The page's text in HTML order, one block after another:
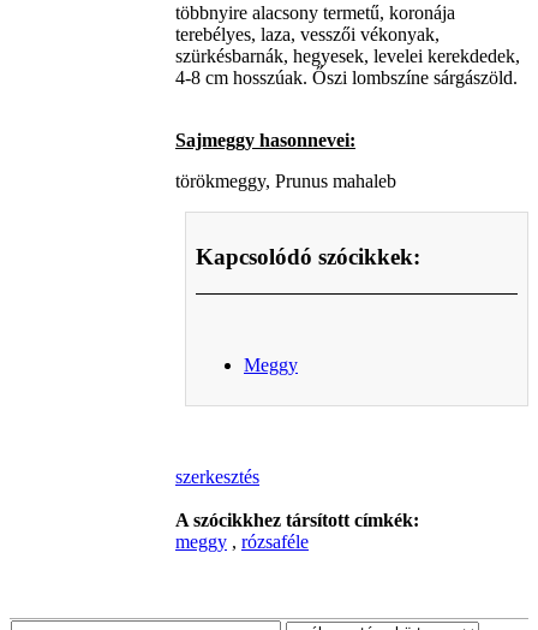
többnyire alacsony termetű, koronája
terebélyes, laza, vesszői vékonyak,
szürkésbarnák, hegyesek, levelei kerekdedek,
4-8 cm hosszúak. Őszi lombszíne sárgászöld.
Sajmeggy hasonnevei:
törökmeggy, Prunus mahaleb
Kapcsolódó szócikkek:
Meggy
szerkesztés
A szócikkhez társított címkék:
meggy , rózsaféle